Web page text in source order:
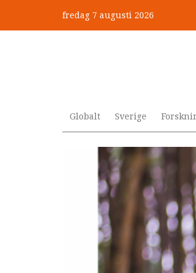
huvudinnehåll
fredag 7 augusti 2026
Globalt Sverige
”Jobbet gick bra